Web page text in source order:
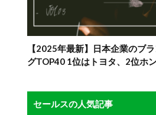
【2025年最新】日本企業のブ
グTOP40 1位はトヨタ、2位ホ
セールスの人気記事